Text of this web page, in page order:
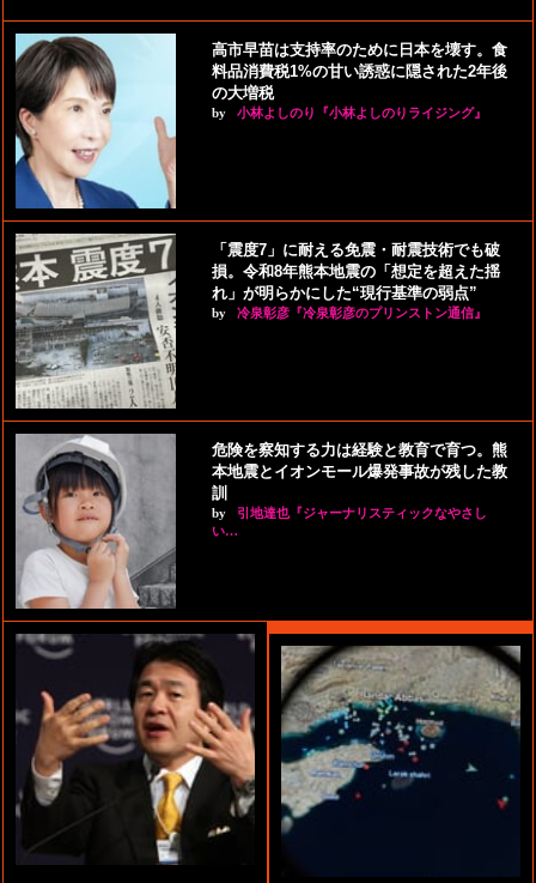
高市早苗は支持率のために日本を壊す。食
料品消費税1%の甘い誘惑に隠された2年後
の大増税
by 小林よしのり『小林よしのりライジング』
「震度7」に耐える免震・耐震技術でも破
損。令和8年熊本地震の「想定を超えた揺
れ」が明らかにした“現行基準の弱点”
by 冷泉彰彦『冷泉彰彦のプリンストン通信』
危険を察知する力は経験と教育で育つ。熊
本地震とイオンモール爆発事故が残した教
訓
by
引地達也『ジャーナリスティックなやさし
い…